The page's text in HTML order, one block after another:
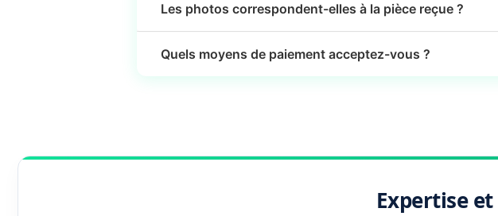
Les photos correspondent-elles à la pièce reçue ?
Quels moyens de paiement acceptez-vous ?
Expertise et